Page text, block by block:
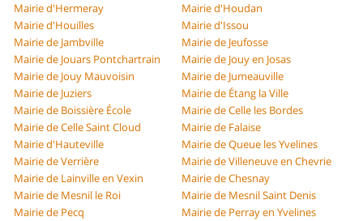
Mairie d'Hermeray
Mairie d'Houdan
Mairie d'Houilles
Mairie d'Issou
Mairie de Jambville
Mairie de Jeufosse
Mairie de Jouars Pontchartrain
Mairie de Jouy en Josas
Mairie de Jouy Mauvoisin
Mairie de Jumeauville
Mairie de Juziers
Mairie de Étang la Ville
Mairie de Boissière École
Mairie de Celle les Bordes
Mairie de Celle Saint Cloud
Mairie de Falaise
Mairie d'Hauteville
Mairie de Queue les Yvelines
Mairie de Verrière
Mairie de Villeneuve en Chevrie
Mairie de Lainville en Vexin
Mairie de Chesnay
Mairie de Mesnil le Roi
Mairie de Mesnil Saint Denis
Mairie de Pecq
Mairie de Perray en Yvelines